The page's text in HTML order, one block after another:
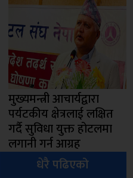
मुख्यमन्त्री आचार्यद्वारा
पर्यटकीय क्षेत्रलाई लक्षित
गर्दै सुविधा युक्त होटलमा
लगानी गर्न आग्रह
धेरै पढिएको